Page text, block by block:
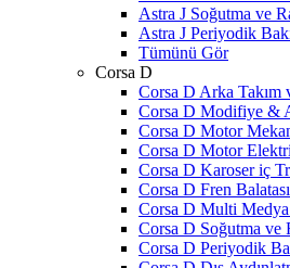
Astra J Soğutma ve
Astra J Periyodik
Tümünü Gör
Corsa D
Corsa D Arka Takım
Corsa D Modifiye &
Corsa D Motor
Corsa D Motor
Corsa D Karoser iç
Corsa D Fren
Corsa D Multi
Corsa D Soğutma ve
Corsa D Periyodik